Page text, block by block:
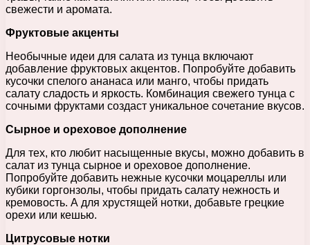
свежести и аромата.
Фруктовые акценты
Необычные идеи для салата из тунца включают
добавление фруктовых акцентов. Попробуйте добавить
кусочки спелого ананаса или манго, чтобы придать
салату сладость и яркость. Комбинация свежего тунца с
сочными фруктами создаст уникальное сочетание вкусов.
Сырное и ореховое дополнение
Для тех, кто любит насыщенные вкусы, можно добавить в
салат из тунца сырное и ореховое дополнение.
Попробуйте добавить нежные кусочки моцареллы или
кубики горгонзолы, чтобы придать салату нежность и
кремовость. А для хрустящей нотки, добавьте грецкие
орехи или кешью.
Цитрусовые нотки